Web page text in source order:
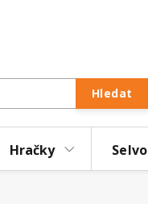
Hledat
Hračky Selvo